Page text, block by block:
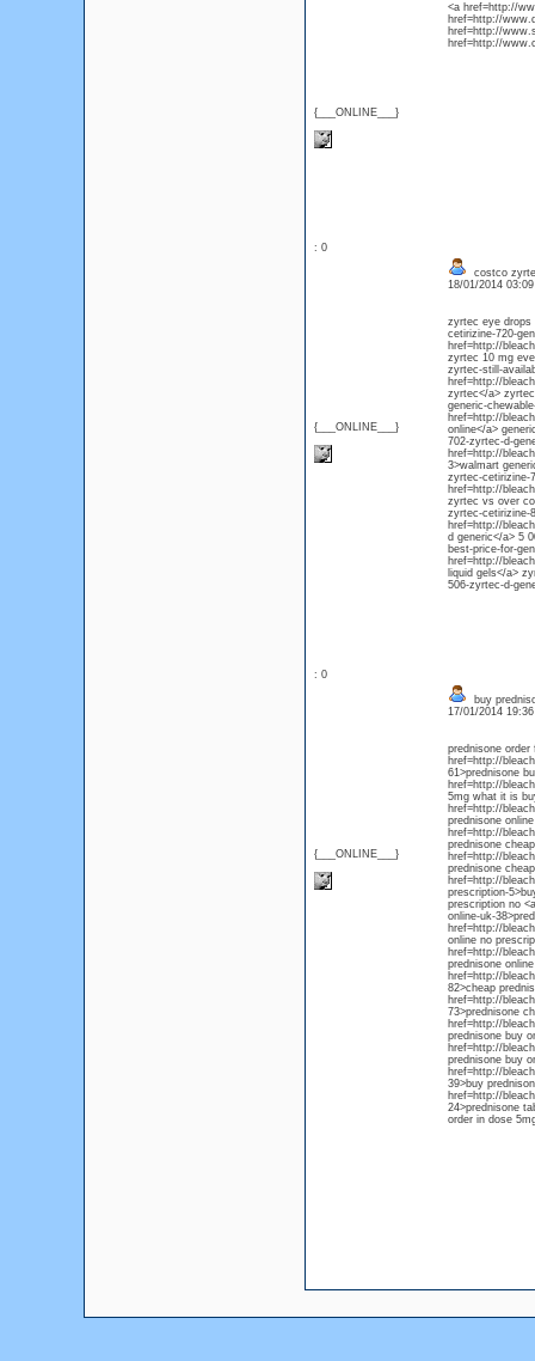
{___ONLINE___}
<a href=http://
href=http://
href=http://
href=http://
: 0
{___ONLINE___}
costco
18/01/2014
zyrtec eye drops
cetirizine-720-
href=http://
zyrtec 10 mg
zyrtec-still-
href=http://
zyrtec</a>
generic-
href=http://
online</a>
702-zyrtec-d-
href=http://
3>walmart
zyrtec-cetirizine-
href=http://
zyrtec vs over
zyrtec-cetirizine-
href=http://
d generic</a> 5
best-price-for-
href=http://
liquid gels</a>
506-zyrtec-d-
: 0
{___ONLINE___}
buy
17/01/2014
prednisone
href=http://
61>prednisone
href=http://
5mg what it is
href=http://
prednisone
href=http://
prednisone
href=http://
prednisone
href=http://
prescription-
prescription no
online-uk-
href=http://
online no
href=http://
prednisone
href=http://
82>cheap
href=http://
73>prednisone
href=http://
prednisone buy
href=http://
prednisone buy
href=http://
39>buy
href=http://
24>prednisone
order in dose